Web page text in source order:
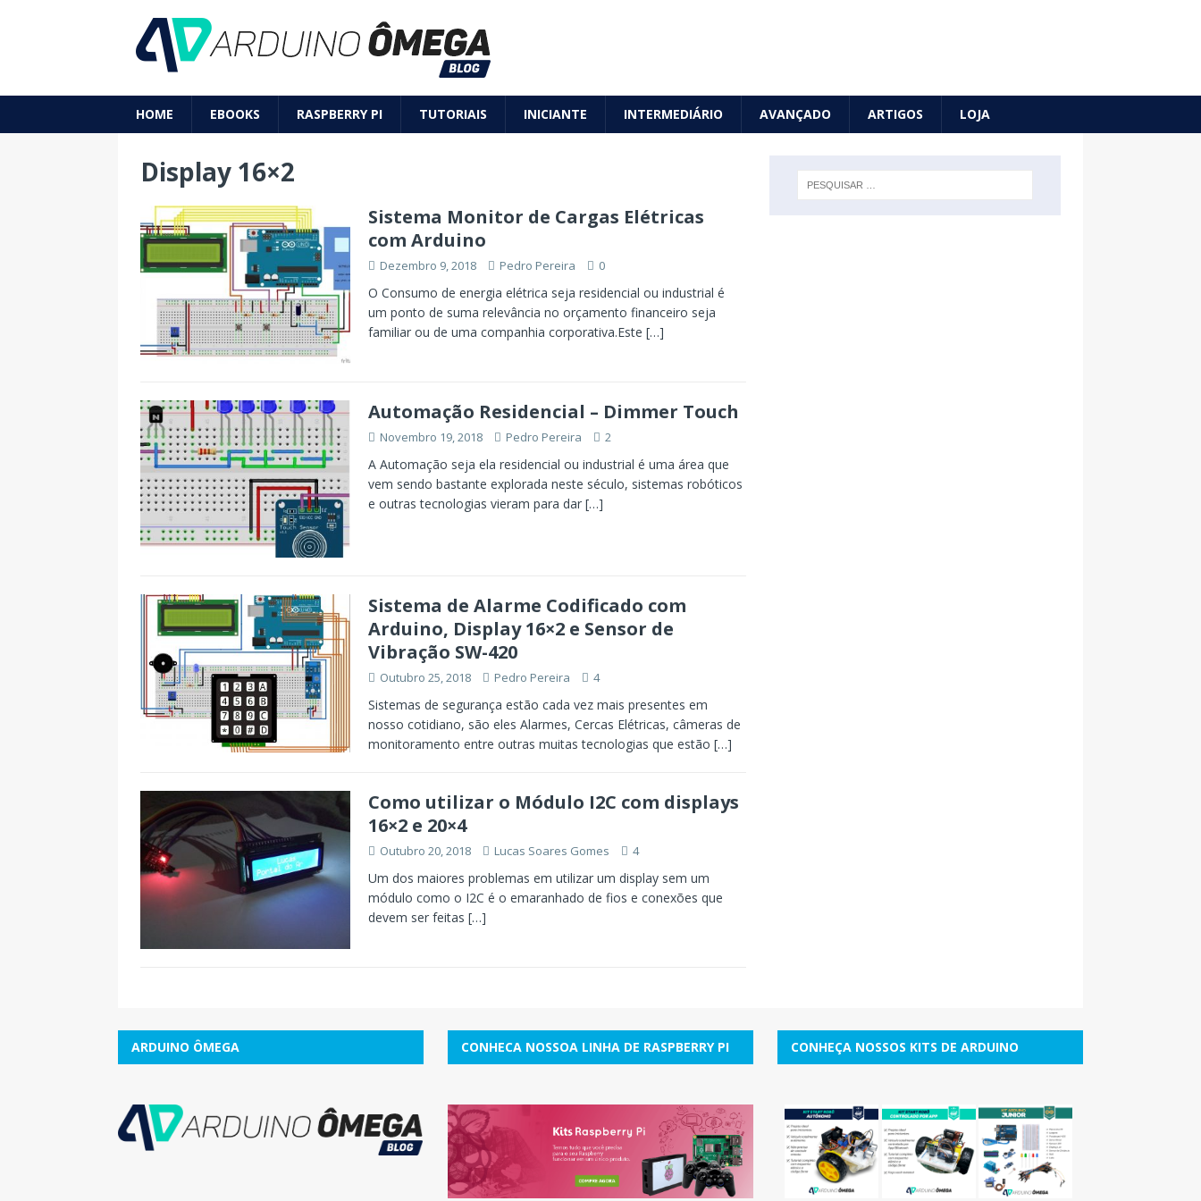
HOME EBOOKS RASPBERRY PI TUTORIAIS INICIANTE INTERMEDIÁRIO AVANÇADO ARTIGOS LOJA
Display 16×2
Sistema Monitor de Cargas Elétricas
com Arduino
Dezembro 9, 2018 Pedro Pereira 0
O Consumo de energia elétrica seja residencial ou industrial é
um ponto de suma relevância no orçamento financeiro seja
familiar ou de uma companhia corporativa.Este […]
Automação Residencial – Dimmer Touch
Novembro 19, 2018 Pedro Pereira 2
A Automação seja ela residencial ou industrial é uma área que
vem sendo bastante explorada neste século, sistemas robóticos
e outras tecnologias vieram para dar […]
Sistema de Alarme Codificado com
Arduino, Display 16×2 e Sensor de
Vibração SW-420
Outubro 25, 2018 Pedro Pereira 4
Sistemas de segurança estão cada vez mais presentes em
nosso cotidiano, são eles Alarmes, Cercas Elétricas, câmeras de
monitoramento entre outras muitas tecnologias que estão […]
Como utilizar o Módulo I2C com displays
16×2 e 20×4
Outubro 20, 2018 Lucas Soares Gomes 4
Um dos maiores problemas em utilizar um display sem um
módulo como o I2C é o emaranhado de fios e conexões que
devem ser feitas […]
ARDUINO ÔMEGA CONHECA NOSSOA LINHA DE RASPBERRY PI CONHEÇA NOSSOS KITS DE ARDUINO